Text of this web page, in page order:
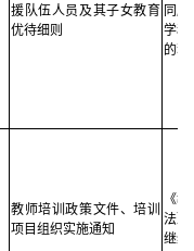
援队伍人员及其子女教育
优待细则
同
学和
的若
教师培训政策文件、培训
项目组织实施通知
《
法》
继续